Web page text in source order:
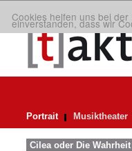
Cookies helfen uns bei
einverstanden, dass wir
Portrait Musiktheater
Cilea oder Die